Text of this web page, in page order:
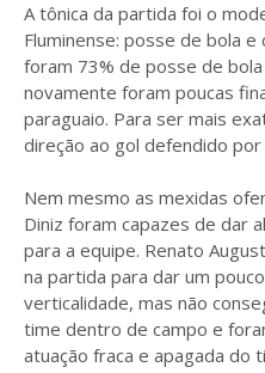
A tônica da partida foi o
Fluminense: posse de bola
foram 73% de posse de
novamente foram poucas
paraguaio. Para ser mais
direção ao gol defendido por
Nem mesmo as mexidas
Diniz foram capazes de dar
para a equipe. Renato
na partida para dar um
verticalidade, mas não
time dentro de campo e
atuação fraca e apagada do